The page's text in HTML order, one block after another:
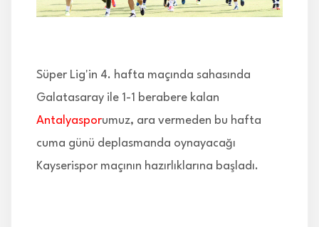
Süper Lig'in 4. hafta maçında sahasında
Galatasaray ile 1-1 berabere kalan
Antalyasporumuz, ara vermeden bu hafta
cuma günü deplasmanda oynayacağı
Kayserispor maçının hazırlıklarına başladı.